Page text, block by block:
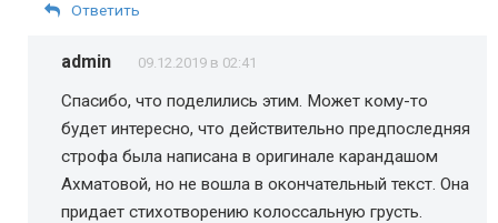
Ответить
admin 09.12.2019 в 02:41
Спасибо, что поделились этим. Может кому-то
будет интересно, что действительно предпоследняя
строфа была написана в оригинале карандашом
Ахматовой, но не вошла в окончательный текст. Она
придает стихотворению колоссальную грусть.